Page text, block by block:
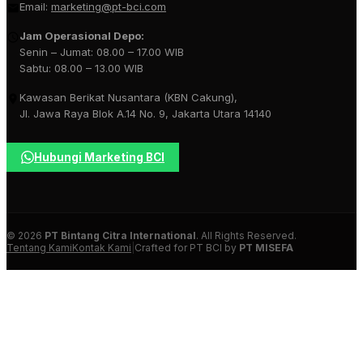
Email: marketing@pt-bci.com
Jam Operasional Depo:
Senin – Jumat: 08.00 – 17.00 WIB
Sabtu: 08.00 – 13.00 WIB
Kawasan Berikat Nusantara (KBN Cakung),
Jl. Jawa Raya Blok A.14 No. 9, Jakarta Utara 14140
Hubungi Marketing BCI
© 2026 PT Bintang Citra International. All Rights Reserved.
Tentang KamiKontak Kami Crafted for PT BCI by PT MISEFA